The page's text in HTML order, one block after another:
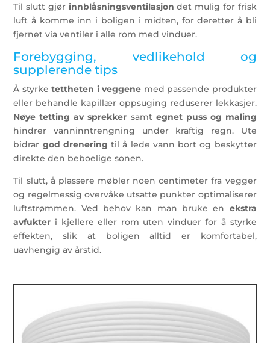
Til slutt gjør innblåsningsventilasjon det mulig for frisk
luft å komme inn i boligen i midten, for deretter å bli
fjernet via ventiler i alle rom med vinduer.
Forebygging, vedlikehold og
supplerende tips
Å styrketettheten i veggene med passende produkter
eller behandle kapillær oppsuging reduserer lekkasjer.
Nøye tetting av sprekker samt egnet puss og maling
hindrer vanninntrengning under kraftig regn. Ute
bidrar god drenering til å lede vann bort og beskytter
direkte den beboelige sonen.
Til slutt, å plassere møbler noen centimeter fra vegger
og regelmessig overvåke utsatte punkter optimaliserer
luftstrømmen. Ved behov kan man bruke en ekstra
avfukter i kjellere eller rom uten vinduer for å styrke
effekten, slik at boligen alltid er komfortabel,
uavhengig av årstid.